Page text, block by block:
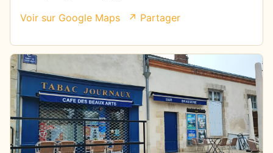
Voir sur Google Maps ↗ Partager